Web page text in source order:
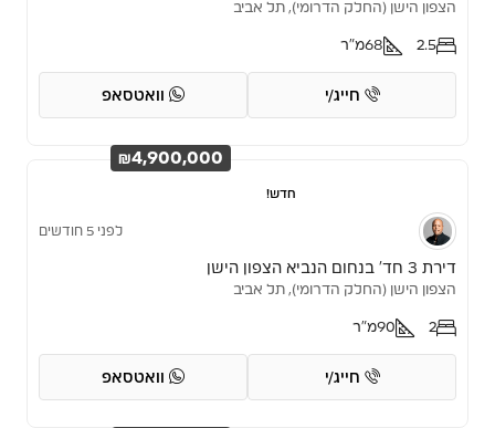
הצפון הישן (החלק הדרומי), תל אביב
2.5
68מ"ר
חייג/י וואטסאפ
חדש!
₪4,900,000
לפני 5 חודשים
דירת 3 חד’ בנחום הנביא הצפון הישן
הצפון הישן (החלק הדרומי), תל אביב
2
90מ"ר
חייג/י וואטסאפ